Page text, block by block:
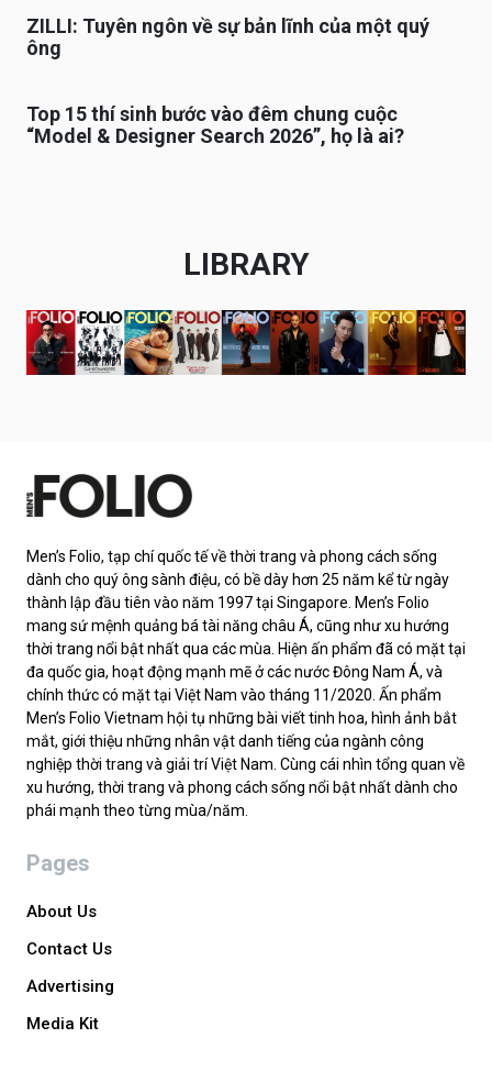
ZILLI: Tuyên ngôn về sự bản lĩnh của một quý
ông
Top 15 thí sinh bước vào đêm chung cuộc
“Model & Designer Search 2026”, họ là ai?
LIBRARY
Men’s Folio, tạp chí quốc tế về thời trang và phong cách sống
dành cho quý ông sành điệu, có bề dày hơn 25 năm kể từ ngày
thành lập đầu tiên vào năm 1997 tại Singapore. Men’s Folio
mang sứ mệnh quảng bá tài năng châu Á, cũng như xu hướng
thời trang nổi bật nhất qua các mùa. Hiện ấn phẩm đã có mặt tại
đa quốc gia, hoạt động mạnh mẽ ở các nước Đông Nam Á, và
chính thức có mặt tại Việt Nam vào tháng 11/2020. Ấn phẩm
Men’s Folio Vietnam hội tụ những bài viết tinh hoa, hình ảnh bắt
mắt, giới thiệu những nhân vật danh tiếng của ngành công
nghiệp thời trang và giải trí Việt Nam. Cùng cái nhìn tổng quan về
xu hướng, thời trang và phong cách sống nổi bật nhất dành cho
phái mạnh theo từng mùa/năm.
Pages
About Us
Contact Us
Advertising
Media Kit